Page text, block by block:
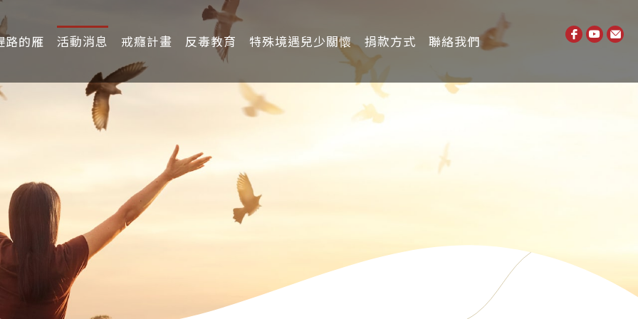
路的雁 活動消息 戒癮計畫 反毒教育 特殊境遇兒少關懷 捐款方式 聯絡我們